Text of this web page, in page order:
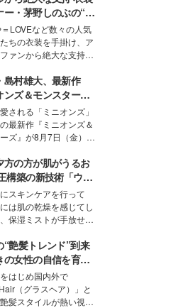
ー・茅野しのぶの“可
る美学＜「シチズン
ー」インタビュー＞
LOVEなど数々の人気
ちの衣装を手掛け、ア
ァンから絶大な支持を
リエイティブディレク
野しのぶ。一人ひとりの
添い、魅力を引き出す
、多くの女性たちに勇
与え続けている。
島村雄大、最新作
ンズ＆モンスター
熱弁 ハチャメチャ
ない“友情と絆”に感
される「ミニオンズ」
最新作『ミニオンズ＆
ズ』が8月7日（金）に
”という共通点を持つモ
舞と島村雄大の特別対
！それぞれの視点か
らではの魅力や予想外
たらす奥深いストーリ
熱く語り合ってもらっ
方の方が肌がうるお
構築の新技術「ウォ
プチャリングスキ
肌）」がスキンケア
変える予感
スキンケアを行って
は肌の乾燥を感じてし
保湿ミストが手放せな
識を大きく変える可能
、革新的な「Water
Skin（ウォーターキャ
グスキン：捕水肌）」
王が構築した。
“艶髪トレンド”到来
の女性の自信を育む
ア事情」って？
はじめ国内外で
（グラスヘア）」と
髪スタイルが熱い視線